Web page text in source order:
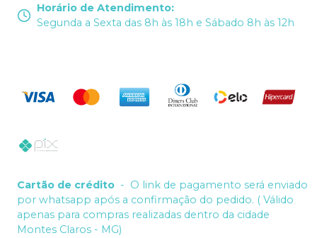
Horário de Atendimento:
Segunda a Sexta das 8h às 18h e Sábado 8h às 12h
Cartão de crédito - O link de pagamento será enviado
por whatsapp após a confirmação do pedido. ( Válido
apenas para compras realizadas dentro da cidade
Montes Claros - MG)